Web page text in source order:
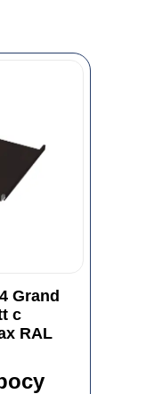
Grand
с
RAL